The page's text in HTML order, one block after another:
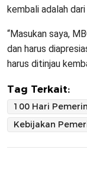
kembali adalah
“Masukan saya,
dan harus
harus ditinjau
Tag Terkait: